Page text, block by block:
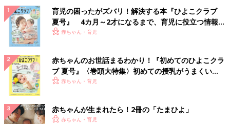
育児の困ったがズバリ！解決する本『ひよこクラブ
夏号』 4カ月～2才になるまで、育児に役立つ情報が
いっぱい！
赤ちゃん・育児
赤ちゃんのお世話まるわかり！『初めてのひよこクラ
ブ 夏号』〈巻頭大特集〉初めての授乳がうまくい
く！ おっぱい・ミルクの基本と夏のトラブル 解決テ
赤ちゃん・育児
赤ちゃんが生まれたら！2冊の「たまひよ」
赤ちゃん・育児